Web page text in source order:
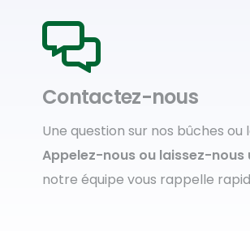
Contactez-nous
Une question sur nos bûches ou
Appelez-nous ou laissez-nous
notre équipe vous rappelle